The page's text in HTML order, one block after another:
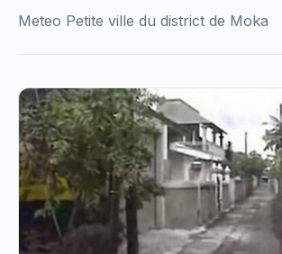
Meteo Petite ville du district de Moka